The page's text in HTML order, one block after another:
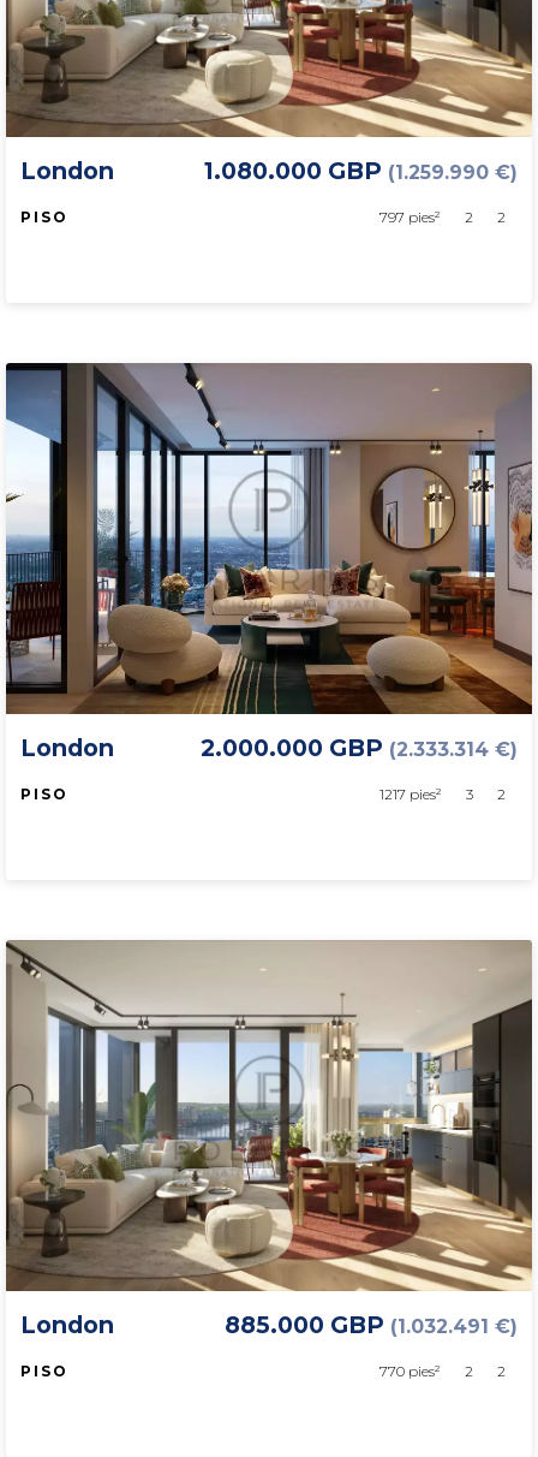
London 1.080.000 GBP (1.259.990 €)
PISO 797 pies² 2 2
London 2.000.000 GBP (2.333.314 €)
PISO 1217 pies² 3 2
London 885.000 GBP (1.032.491 €)
PISO 770 pies² 2 2